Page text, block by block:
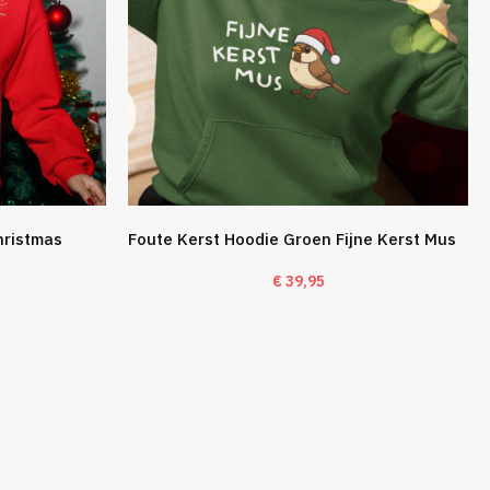
Foute Kerst Hoodie Groen Fijne Kerst Mus
€39,95